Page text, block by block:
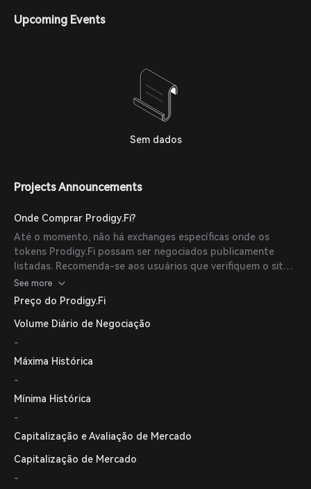
Upcoming Events
Sem dados
Projects Announcements
Onde Comprar Prodigy.Fi?
Até o momento, não há exchanges específicas onde os
tokens Prodigy.Fi possam ser negociados publicamente
listadas. Recomenda-se aos usuários que verifiquem o site
oficial do Prodigy.Fi ou os canais da comunidade para as
informações mais atualizadas.
See more
Preço do Prodigy.Fi
Volume Diário de Negociação
-
Máxima Histórica
-
Mínima Histórica
-
Capitalização e Avaliação de Mercado
Capitalização de Mercado
-